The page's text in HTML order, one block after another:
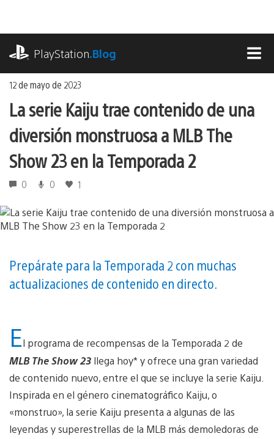
contenido
PlayStation.Blog
12 de mayo de 2023
La serie Kaiju trae contenido de una
diversión monstruosa a MLB The
Show 23 en la Temporada 2
0 0 1
Prepárate para la Temporada 2 con muchas
actualizaciones de contenido en directo.
El programa de recompensas de la Temporada 2 de
MLB The Show 23 llega hoy* y ofrece una gran variedad
de contenido nuevo, entre el que se incluye la serie Kaiju.
Inspirada en el género cinematográfico Kaiju, o
«monstruo», la serie Kaiju presenta a algunas de las
leyendas y superestrellas de la MLB más demoledoras de